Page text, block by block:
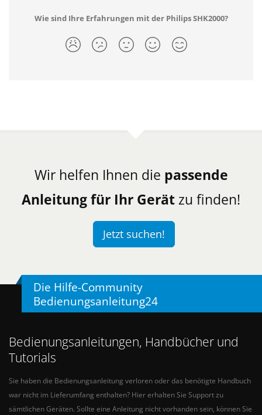
Wie sind Ihre Erfahrungen mit der Philips SHK2000?
Wir helfen Ihnen die passende
Anleitung für Ihr Gerät zu finden!
Jetzt suchen!
Die Hilfe-Community
Bedienungsanleitung24
Bedienungsanleitungen, Handbücher und
Tutorials
Sie haben die Bedienungsanleitung verloren oder das benötigte Handbuch
war nicht im Lieferumfang enthalten? Hier erhalten Sie Support zu
sämtlichen Geräten. Sollte eine Anleitung nicht vorhanden sein, können Sie